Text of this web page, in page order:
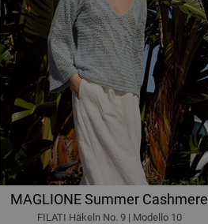
MAGLIONE Summer Cashmere
FILATI Häkeln No. 9 | Modello 10